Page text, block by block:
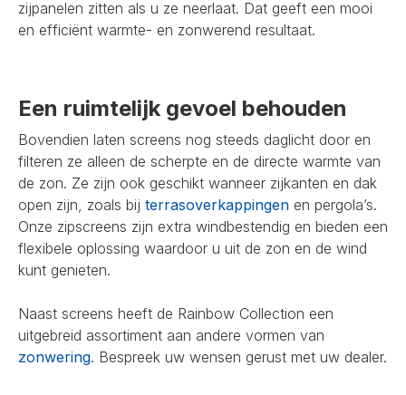
zijpanelen zitten als u ze neerlaat. Dat geeft een mooi
en efficiënt warmte- en zonwerend resultaat.
Een ruimtelijk gevoel behouden
Bovendien laten screens nog steeds daglicht door en
filteren ze alleen de scherpte en de directe warmte van
de zon. Ze zijn ook geschikt wanneer zijkanten en dak
open zijn, zoals bij terrasoverkappingen en pergola’s.
Onze zipscreens zijn extra windbestendig en bieden een
flexibele oplossing waardoor u uit de zon en de wind
kunt genieten.
Naast screens heeft de Rainbow Collection een
uitgebreid assortiment aan andere vormen van
zonwering. Bespreek uw wensen gerust met uw dealer.